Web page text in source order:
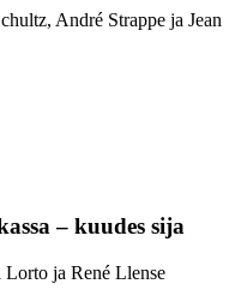
André Strappe ja Jean
– kuudes sija
ja René Llense